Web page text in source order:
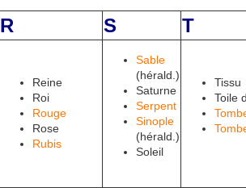
R S T
Reine
Roi
Rouge
Rose
Rubis
Sable
(hérald.)
Saturne
Serpent
Sinople
(hérald.)
Soleil
Tissu
Toile